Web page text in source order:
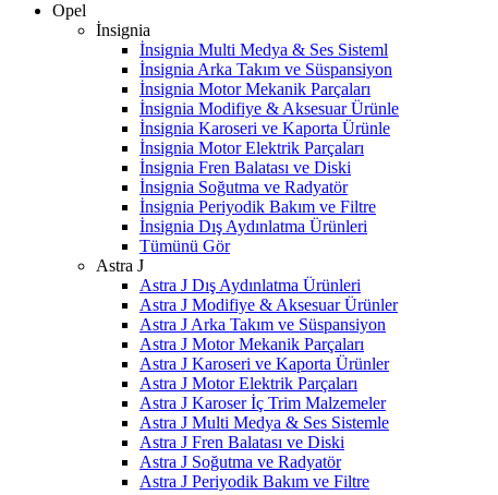
Opel
İnsignia
İnsignia Multi Medya & Ses Sisteml
İnsignia Arka Takım ve Süspansiyon
İnsignia Motor Mekanik Parçaları
İnsignia Modifiye & Aksesuar Ürünle
İnsignia Karoseri ve Kaporta Ürünle
İnsignia Motor Elektrik Parçaları
İnsignia Fren Balatası ve Diski
İnsignia Soğutma ve Radyatör
İnsignia Periyodik Bakım ve Filtre
İnsignia Dış Aydınlatma Ürünleri
Tümünü Gör
Astra J
Astra J Dış Aydınlatma Ürünleri
Astra J Modifiye & Aksesuar Ürünler
Astra J Arka Takım ve Süspansiyon
Astra J Motor Mekanik Parçaları
Astra J Karoseri ve Kaporta Ürünler
Astra J Motor Elektrik Parçaları
Astra J Karoser İç Trim Malzemeler
Astra J Multi Medya & Ses Sistemle
Astra J Fren Balatası ve Diski
Astra J Soğutma ve Radyatör
Astra J Periyodik Bakım ve Filtre